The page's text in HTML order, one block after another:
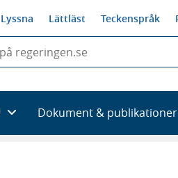
Lyssna Lättläst Teckenspråk
Dokument & publikationer